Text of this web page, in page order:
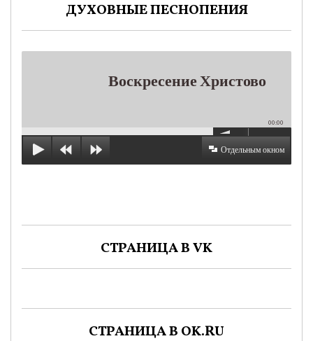
ДУХОВНЫЕ ПЕСНОПЕНИЯ
Воскресение Христово
00:00
Отдельным окном
СТРАНИЦА В VK
СТРАНИЦА В OK.RU